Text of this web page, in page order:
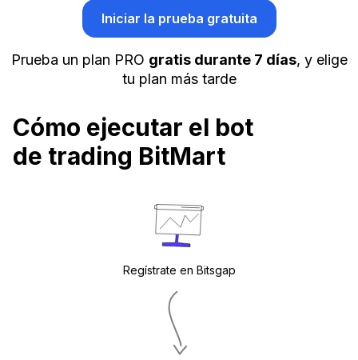
Iniciar la prueba gratuita
Prueba un plan PRO gratis durante 7 días, y elige
tu plan más tarde
Cómo ejecutar el bot
de trading BitMart
Regístrate en Bitsgap